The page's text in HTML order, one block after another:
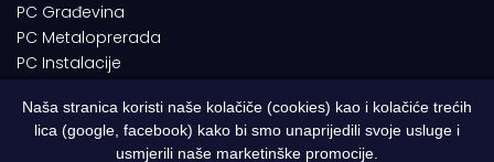
PC Građevina
PC Metaloprerada
PC Instalacije
© 1994-2026 | ITC d.o.o. Zenica. Sva prava pridržana | Designed by
Naša stranica koristi naše kolačiče (cookies) kao i kolačiće trećih
lica (google, facebook) kako bi smo unaprijedili svoje usluge i
usmjerili naše marketinške promocije.